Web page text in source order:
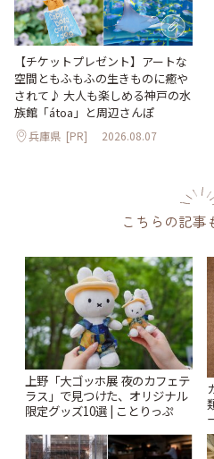
【チケットプレゼント】アートな
空間ともふもふの生きものに癒や
されて♪ 大人も楽しめる神戸の水
族館「átoa」と周辺さんぽ
兵庫県 [PR] 2026.08.07
こちらの記事
上野「大ゴッホ展 夜のカフェテ
ラス」で見つけた、オリジナル
限定グッズ10選 | ことりっぷ